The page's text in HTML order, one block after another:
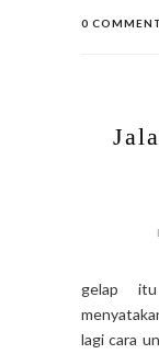
0
gelap
lagi cara